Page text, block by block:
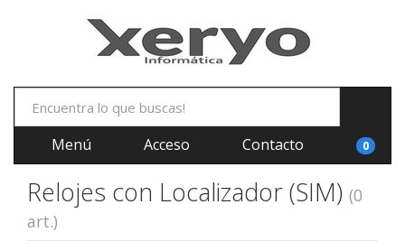
Menú Acceso Contacto 0
Relojes con Localizador (SIM) (0
art.)